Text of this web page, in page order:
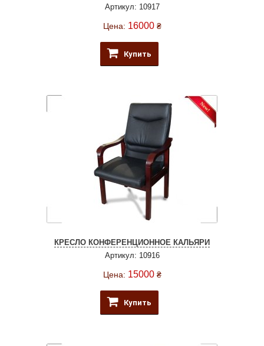
Артикул: 10917
Цена: 16000 ₴
Купить
КРЕСЛО КОНФЕРЕНЦИОННОЕ КАЛЬЯРИ
Артикул: 10916
Цена: 15000 ₴
Купить